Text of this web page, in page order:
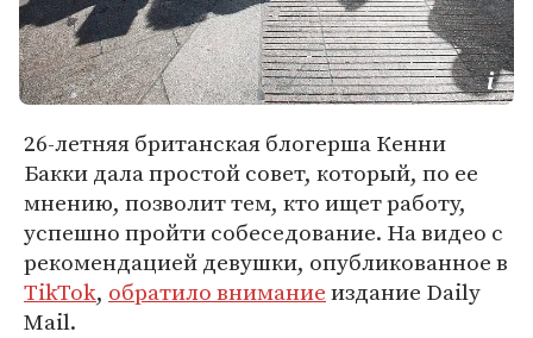
26-летняя британская блогерша Кенни
Бакки дала простой совет, который, по ее
мнению, позволит тем, кто ищет работу,
успешно пройти собеседование. На видео с
рекомендацией девушки, опубликованное в
TikTok, обратило вниманиеиздание Daily
Mail.